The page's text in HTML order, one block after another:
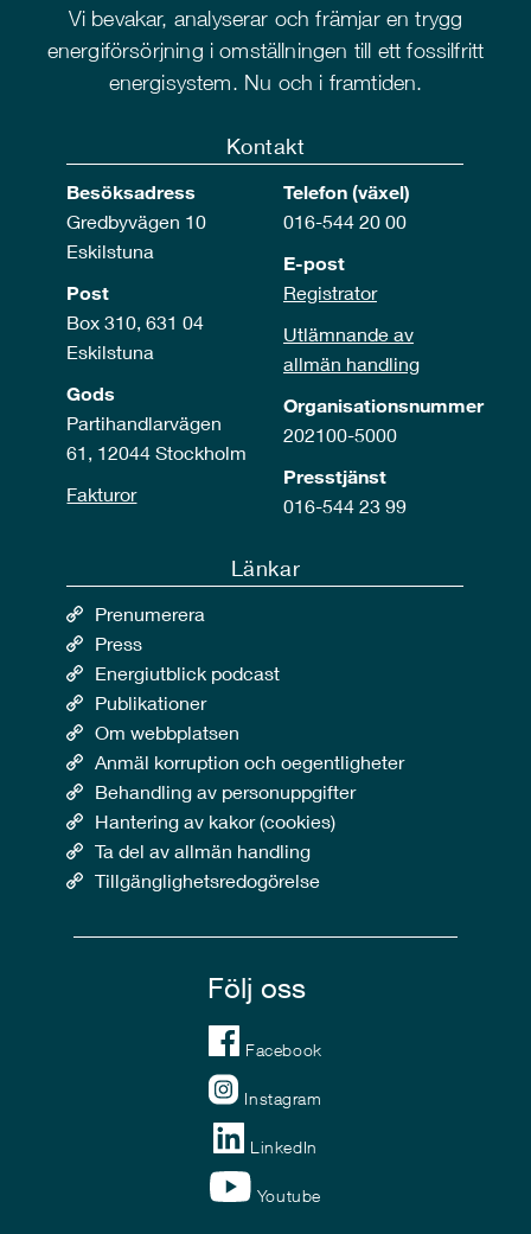
Vi bevakar, analyserar och främjar en trygg
energiförsörjning i omställningen till ett fossilfritt
energisystem. Nu och i framtiden.
Kontakt
Besöksadress
Gredbyvägen 10
Eskilstuna
Post
Box 310, 631 04
Eskilstuna
Gods
Partihandlarvägen
61, 12044 Stockholm
Fakturor
Telefon (växel)
016-544 20 00
E-post
Registrator
Utlämnande av
allmän handling
Organisationsnummer
202100-5000
Presstjänst
016-544 23 99
Länkar
Prenumerera
Press
Energiutblick podcast
Publikationer
Om webbplatsen
Anmäl korruption och oegentligheter
Behandling av personuppgifter
Hantering av kakor (cookies)
Ta del av allmän handling
Tillgänglighetsredogörelse
Följ oss
Facebook
Instagram
LinkedIn
Youtube